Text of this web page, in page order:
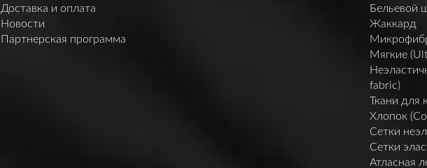
Доставка и оплата
Новости
Партнерская программа
Бельевой
Жаккард
Мягкие
fabric)
Ткани для
Хлопок
Сетки
Сетки
Атласная